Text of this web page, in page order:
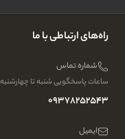
راه‌های ارتباطی با ما
شماره تماس
ساعات پاسخگویی شنبه تا چهارشنبه از
09378252543
ایمیل